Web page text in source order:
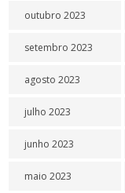
outubro 2023
setembro 2023
agosto 2023
julho 2023
junho 2023
maio 2023